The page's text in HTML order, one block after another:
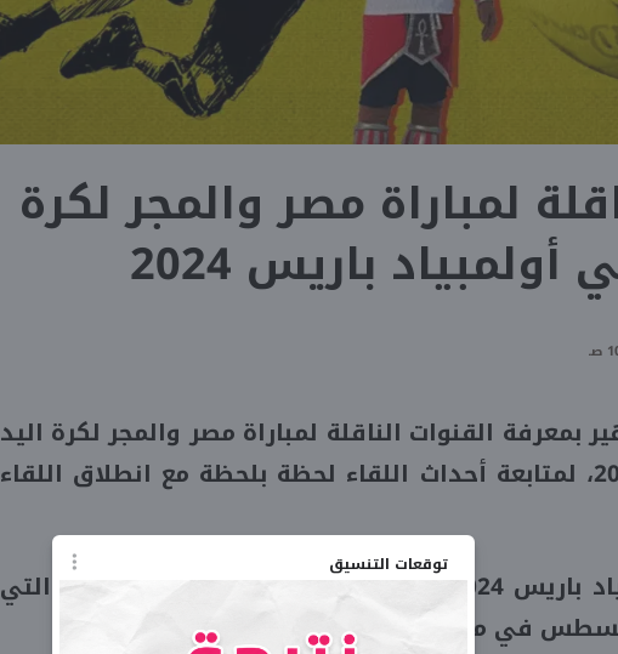
توقعات التنسيق
لمباراة مصر والمجر لكرة
باريس 2024
بمعرفة القنوات الناقلة لمباراة مصر والمجر لكرة اليد
في أولمبياد باريس 2024، لمتابعة أحداث اللقاء لحظة بلحظة مع انطلاق اللقاء
انطلقت فعاليات أولمبياد باريس 2024 خلال الفترة من 26 يوليو الجاري، والتي
.